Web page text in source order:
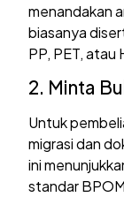
menandakan
biasanya
PP, PET, atau
2. Minta
Untuk
migrasi dan
ini
standar